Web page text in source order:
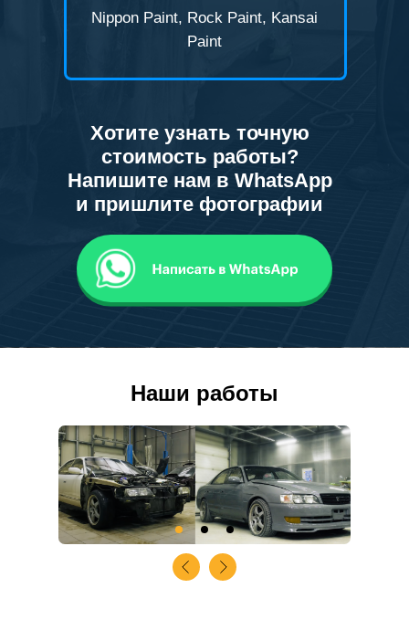
Nippon Paint, Rock Paint, Kansai
Paint
Хотите узнать точную
стоимость работы?
Напишите нам в WhatsApp
и пришлите фотографии
Наши работы